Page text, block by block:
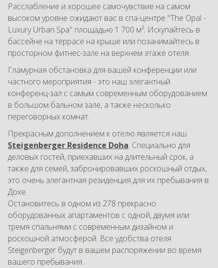
Расслабление и хорошее самочувствие на самом
высоком уровне ожидают вас в спа-центре "The Opal -
Luxury Urban Spa" площадью 1 700 м². Искупайтесь в
бассейне на террасе на крыше или позанимайтесь в
просторном фитнес-зале на верхнем этаже отеля.
Гламурная обстановка для вашей конференции или
частного мероприятия - это наш элегантный
конференц-зал с самым современным оборудованием
в большом бальном зале, а также несколько
переговорных комнат.
Прекрасным дополнением к отелю является наш
Steigenberger Residence Doha. Специально для
деловых гостей, приехавших на длительный срок, а
также для семей, забронировавших роскошный отдых,
это очень элегантная резиденция для их пребывания в
Дохе.
Остановитесь в одном из 278 прекрасно
оборудованных апартаментов с одной, двумя или
тремя спальнями с современным дизайном и
роскошной атмосферой. Все удобства отеля
Steigenberger будут в вашем распоряжении во время
вашего пребывания.